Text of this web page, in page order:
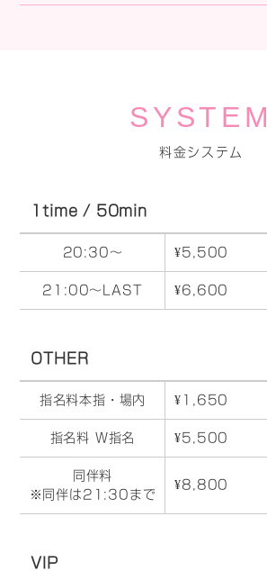
SYSTEM
料金システム
1time / 50min
20:30～ ¥5,500
21:00～LAST ¥6,600
OTHER
指名料本指・場内 ¥1,650
指名料 W指名 ¥5,500
同伴料
※同伴は21:30まで
¥8,800
VIP